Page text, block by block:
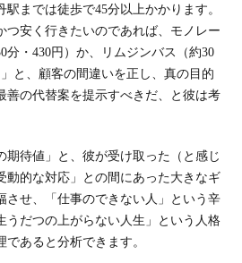
までは徒歩で45分以上かかります。
つ安く行きたいのであれば、モノレー
分・430円）か、リムジンバス（約30
と、顧客の間違いを正し、真の目的
善の代替案を提示すべきだ、と彼は考
期待値」と、彼が受け取った（と感じ
動的な対応」との間にあった大きなギ
させ、「仕事のできない人」という辛
うだつの上がらない人生」という人格
あると分析できます。